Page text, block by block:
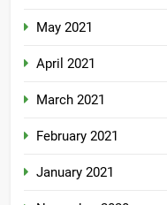
May 2021
April 2021
March 2021
February 2021
January 2021